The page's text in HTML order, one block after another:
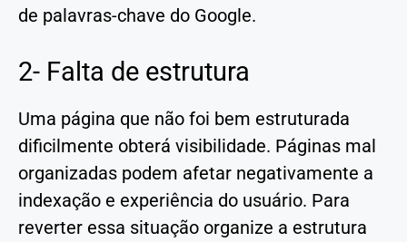
de palavras-chave do Google.
2- Falta de estrutura
Uma página que não foi bem estruturada
dificilmente obterá visibilidade. Páginas mal
organizadas podem afetar negativamente a
indexação e experiência do usuário. Para
reverter essa situação organize a estrutura